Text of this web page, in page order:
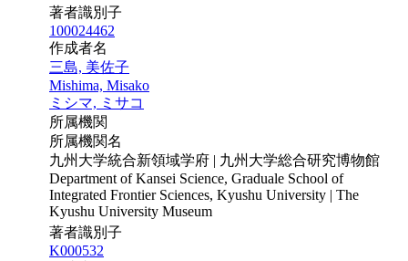
著者識別子
100024462
作成者名
三島, 美佐子
Mishima, Misako
ミシマ, ミサコ
所属機関
所属機関名
九州大学統合新領域学府 | 九州大学総合研究博物館
Department of Kansei Science, Graduale School of
Integrated Frontier Sciences, Kyushu University | The
Kyushu University Museum
著者識別子
K000532